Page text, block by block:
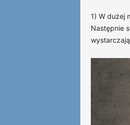
1) W dużej
Następnie